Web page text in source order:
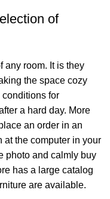
of
any room. It is they
the space cozy
for
a hard day. More
an order in an
at the computer in your
photo and calmly buy
has a large catalog
are available.